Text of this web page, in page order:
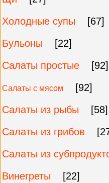
Холодные супы
[67]
Бульоны
[22]
Салаты простые
[92]
Салаты с мясом
[92]
Салаты из рыбы
[58]
Салаты из грибов
Салаты из
Винегреты
[22]